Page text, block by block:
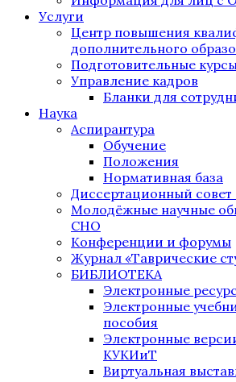
Услуги
Центр повышения
дополнительного
Подготовительные
Управление кадров
Бланки для
Наука
Аспирантура
Обучение
Положения
Нормативная база
Диссертационный совет
Молодёжные научные
СНО
Конференции и форумы
Журнал «Таврические
БИБЛИОТЕКА
Электронные
Электронные
пособия
Электронные
КУКИиТ
Виртуальная